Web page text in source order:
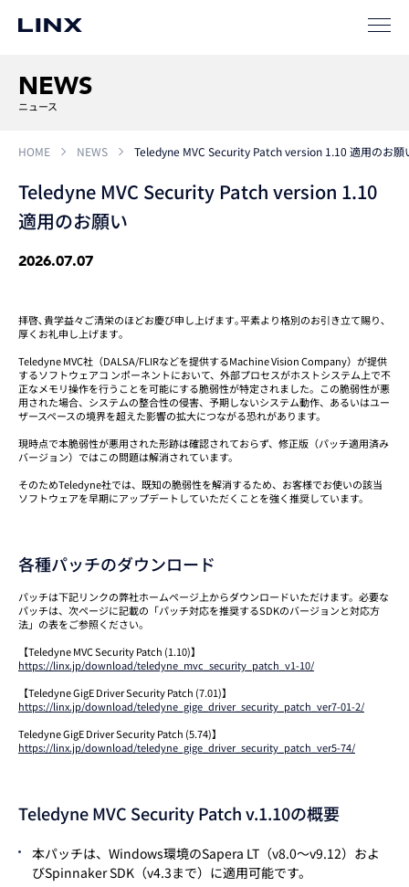
新卒採用
NEWS
ニュース
HOME NEWS Teledyne MVC Security Patch version 1.10 適用のお願
Teledyne MVC Security Patch version 1.10
適用のお願い
2026.07.07
拝啓､貴学益々ご清栄のほどお慶び申し上げます｡平素より格別のお引き立て賜り､
厚くお礼申し上げます｡
Teledyne MVC社（DALSA/FLIRなどを提供するMachine Vision Company）が提供
するソフトウェアコ ンポーネントにおいて、外部プロセスがホストシステム上で不
正なメモリ操作を行うことを可能にする脆弱性が特定されました。この脆弱性が悪
用された場合、システムの整合性の侵害、予期しないシステム動作、あるいはユー
ザースペースの境界を超えた影響の拡大につながる恐れがあります。
現時点で本脆弱性が悪用された形跡は確認されておらず、修正版（パッチ適用済み
バージョン）ではこの問題は解消されています。
そのためTeledyne社では、既知の脆弱性を解消するため、お客様でお使いの該当
ソフトウェアを早期にアップデートしていただくことを強く推奨しています。
各種パッチのダウンロード
パッチは下記リンクの弊社ホームページ上からダウンロードいただけます。必要な
パッチは、次ページに記載の「パッチ対応を推奨するSDKのバージョンと対応方
法」の表をご参照ください。
【Teledyne MVC Security Patch (1.10)】
https://linx.jp/download/teledyne_mvc_security_patch_v1-10/
【Teledyne GigE Driver Security Patch (7.01)】
https://linx.jp/download/teledyne_gige_driver_security_patch_ver7-01-2/
Teledyne GigE Driver Security Patch (5.74)】
https://linx.jp/download/teledyne_gige_driver_security_patch_ver5-74/
Teledyne MVC Security Patch v.1.10の概要
本パッチは、Windows環境のSapera LT（v8.0～v9.12）およ
びSpinnaker SDK（v4.3まで）に適用可能です。